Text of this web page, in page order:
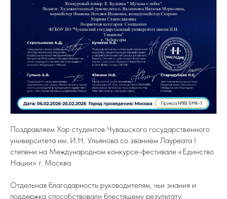
Поздравляем Хор студентов Чувашского государственного
университета им. И.Н. Ульянова со званием Лауреата I
степени на Международном конкурсе-фестивале «Единство
Нации» г. Москва
Отдельная благодарность руководителям, чьи знания и
поддержка способствовали блестящему результату.